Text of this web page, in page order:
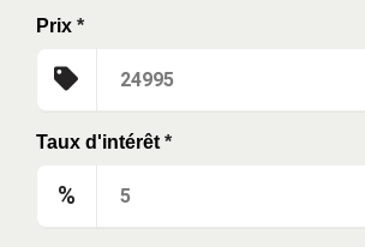
Prix *
Taux d'intérêt *
%